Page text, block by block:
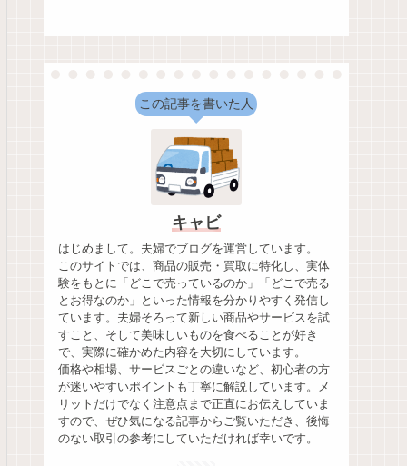
この記事を書いた人
キャビ
はじめまして。夫婦でブログを運営しています。
このサイトでは、商品の販売・買取に特化し、実体
験をもとに「どこで売っているのか」「どこで売る
とお得なのか」といった情報を分かりやすく発信し
ています。夫婦そろって新しい商品やサービスを試
すこと、そして美味しいものを食べることが好き
で、実際に確かめた内容を大切にしています。
価格や相場、サービスごとの違いなど、初心者の方
が迷いやすいポイントも丁寧に解説しています。メ
リットだけでなく注意点まで正直にお伝えしていま
すので、ぜひ気になる記事からご覧いただき、後悔
のない取引の参考にしていただければ幸いです。